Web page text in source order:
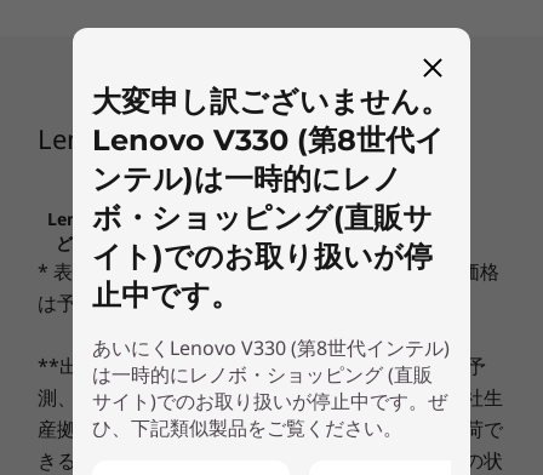
下などの過酷なテストをクリアしており、信頼性
Windows 10 Pro
Windows エディションも選択可能
メモリー
最大8GB
ストレージ1
Up to 512 GB SSD or 2 TB HDD storage
ディスプレイ
15.6型 FHD TN液晶 (1920x1080) 、光沢なし
Lenovo V330 (第8世代インテル)
Lenovo.comに掲載されている価格、条件、保守な
ど、重要なお知らせは、こちらでご確認ください
* 表示価格には消費税が含まれております。また価格
は予告なく変更されることがございます。
**出荷予定日は、その時点での在庫・生産状況の予
測、ならびに最短のご決済日起算にもとづく、弊社生
産拠点からの出荷予定日程であり、この日程で出荷で
きることをお約束するものではありません。注文の状
大変申し訳ございません。
Lenovo V330 (第8世代イ
ンテル)は一時的にレノ
ボ・ショッピング(直販サ
イト)でのお取り扱いが停
止中です。
あいにくLenovo V330 (第8世代インテル)
は一時的にレノボ・ショッピング (直販
サイト)でのお取り扱いが停止中です。ぜ
ひ、下記類似製品をご覧ください。